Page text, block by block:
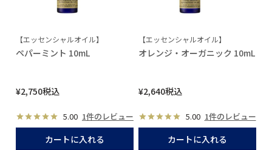
【エッセンシャルオイル】
ペパーミント 10mL
¥2,750税込
5.00 1件のレビュー
カートに入れる
【エッセンシャルオイル】
オレンジ・オーガニック 10mL
¥2,640税込
5.00 1件のレビュー
カートに入れる